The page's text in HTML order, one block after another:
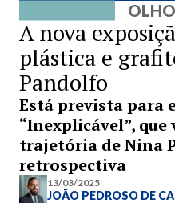
A nova
plástica e
Pandolfo
Está prevista para
“Inexplicável”,
trajetória de Nina
retrospectiva
13/03/2025
JOÃO PEDROSO DE